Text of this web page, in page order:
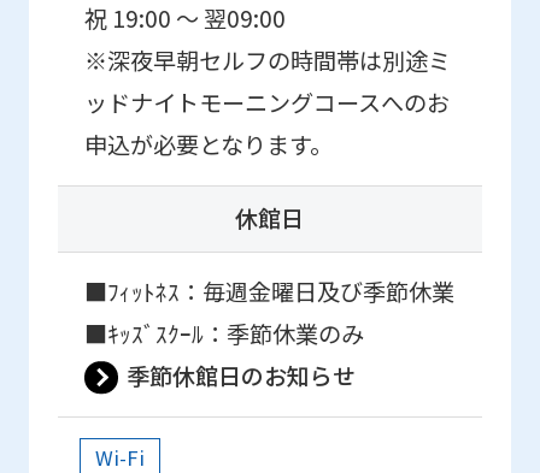
祝 19:00 ～ 翌09:00
※深夜早朝セルフの時間帯は別途ミ
ッドナイトモーニングコースへのお
申込が必要となります。
休館日
■ﾌｨｯﾄﾈｽ：毎週金曜日及び季節休業
■ｷｯｽﾞｽｸｰﾙ：季節休業のみ
季節休館日のお知らせ
Wi-Fi